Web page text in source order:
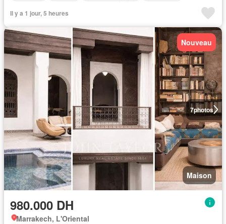
Il y a 1 jour, 5 heures
7photos
Nouveau
Maison
980.000 DH
Marrakech, L'Oriental